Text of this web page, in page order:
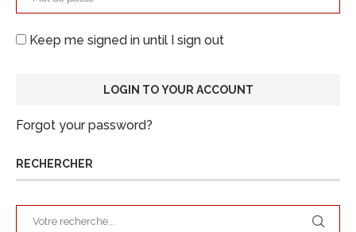
Keep me signed in until I sign out
Forgot your password?
RECHERCHER